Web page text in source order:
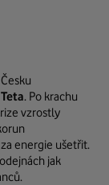
. Po krachu
vzrostly
energie ušetřit.
jak